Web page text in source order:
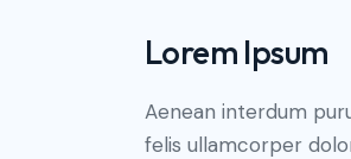
Lorem Ipsum
Aenean interdum
felis ullamcorper